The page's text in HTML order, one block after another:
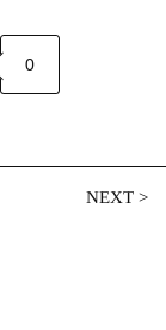
0
NEXT>